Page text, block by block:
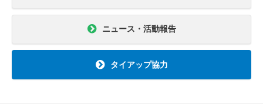
ニュース・活動報告
タイアップ協力